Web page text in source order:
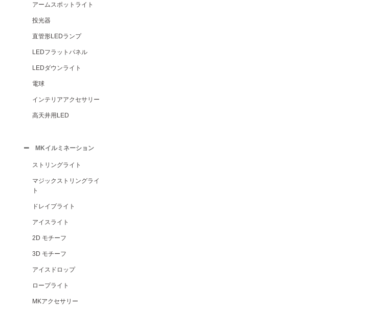
アームスポットライト
投光器
直管形LEDランプ
LEDフラットパネル
LEDダウンライト
電球
インテリアアクセサリー
高天井用LED
MKイルミネーション
ストリングライト
マジックストリングライ
ト
ドレイプライト
アイスライト
2D モチーフ
3D モチーフ
アイスドロップ
ロープライト
MKアクセサリー